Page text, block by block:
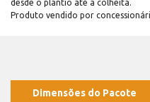
desde o plantio até a colheita.
Produto vendido por
Dimensões do Pacote